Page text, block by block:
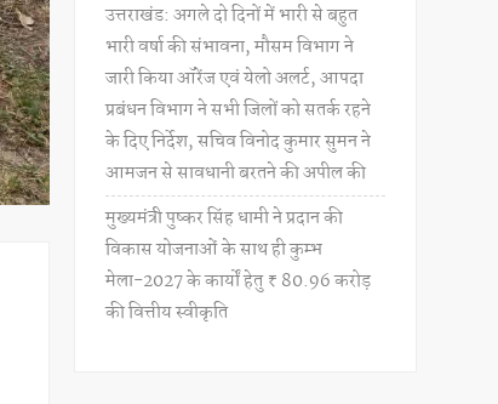
उत्तराखंड: अगले दो दिनों में भारी से बहुत
भारी वर्षा की संभावना, मौसम विभाग ने
जारी किया ऑरेंज एवं येलो अलर्ट, आपदा
प्रबंधन विभाग ने सभी जिलों को सतर्क रहने
के दिए निर्देश, सचिव विनोद कुमार सुमन ने
आमजन से सावधानी बरतने की अपील की
मुख्यमंत्री पुष्कर सिंह धामी ने प्रदान की
विकास योजनाओं के साथ ही कुम्भ
मेला-2027 के कार्यों हेतु ₹ 80.96 करोड़
की वित्तीय स्वीकृति